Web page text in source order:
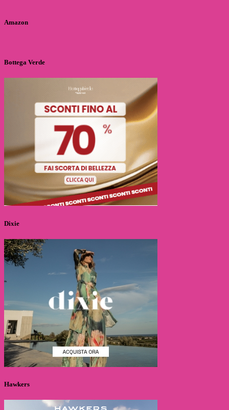
Amazon
Bottega Verde
Dixie
Hawkers